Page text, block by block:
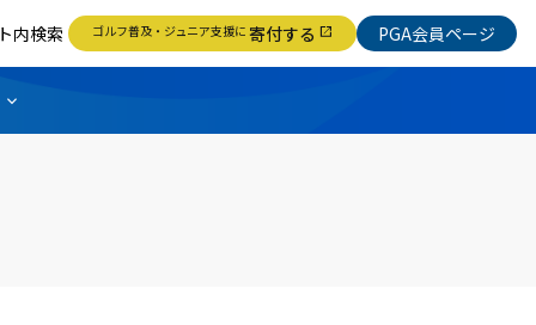
内検索 ゴルフ普及・ジュニア支援に 寄付する open_in_new PGA会員ページ